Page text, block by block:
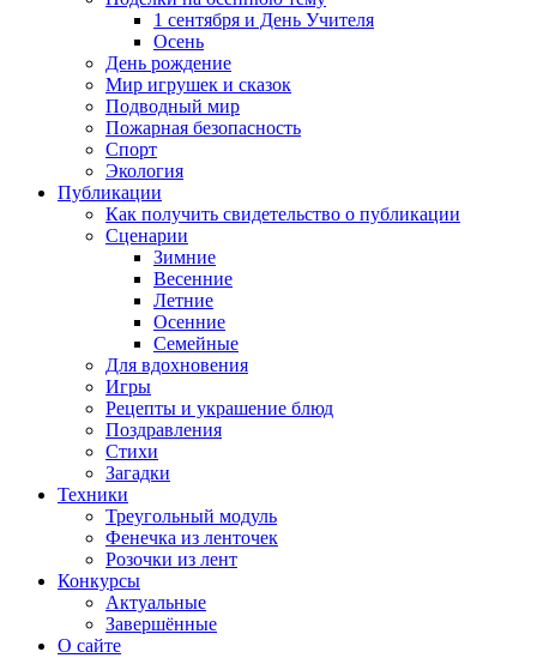
1 сентября и День Учителя
Осень
День рождение
Мир игрушек и сказок
Подводный мир
Пожарная безопасность
Спорт
Экология
Публикации
Как получить свидетельство о публикации
Сценарии
Зимние
Весенние
Летние
Осенние
Семейные
Для вдохновения
Игры
Рецепты и украшение блюд
Поздравления
Стихи
Загадки
Техники
Треугольный модуль
Фенечка из ленточек
Розочки из лент
Конкурсы
Актуальные
Завершённые
О сайте